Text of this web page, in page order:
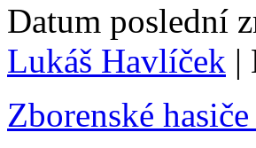
Datum poslední
Lukáš Havlíček |
Zborenské